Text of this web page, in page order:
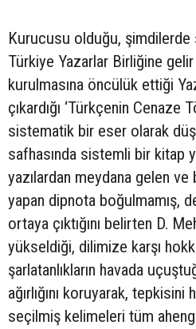
Kurucusu olduğu, şimdilerde
Türkiye Yazarlar Birliğine
kurulmasına öncülük ettiği
çıkardığı ‘Türkçenin Cenaze
sistematik bir eser olarak
safhasında sistemli bir kitap
yazılardan meydana gelen
yapan dipnota boğulmamış,
ortaya çıktığını belirten D.
yükseldiği, dilimize karşı
şarlatanlıkların havada
ağırlığını koruyarak,
seçilmiş kelimeleri tüm